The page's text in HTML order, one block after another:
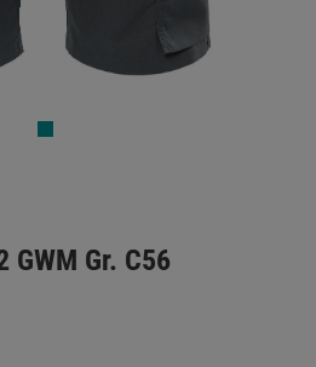
GWM Gr. C56